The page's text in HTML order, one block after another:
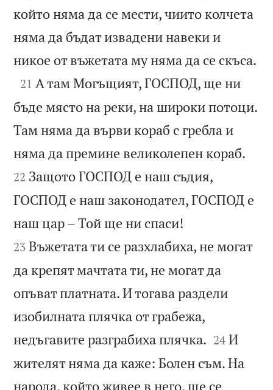
който няма да се мести, чиито колчета
няма да бъдат извадени навеки и
никое от въжетата му няма да се скъса.

21 А там Могъщият, ГОСПОД, ще ни
бъде място на реки, на широки потоци.
Там няма да върви кораб с гребла и
няма да премине великолепен кораб.
22 Защото ГОСПОД е наш съдия,
ГОСПОД е наш законодател, ГОСПОД е
наш цар – Той ще ни спаси!
23 Въжетата ти се разхлабиха, не могат
да крепят мачтата ти, не могат да
опъват платната. И тогава раздели
изобилната плячка от грабежа,
недъгавите разграбиха плячка. 

24 И
жителят няма да каже: Болен съм. На
народа, който живее в него, ще се